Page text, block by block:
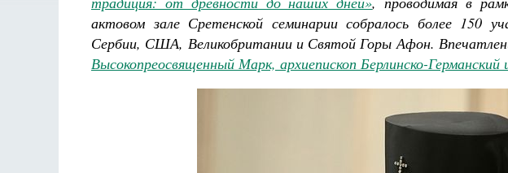
актовом зале Сретенской семинарии собралось более 150
Сербии, США, Великобритании и Святой Горы Афон.
Высокопреосвященный Марк, архиепископ Берлинско-Германский